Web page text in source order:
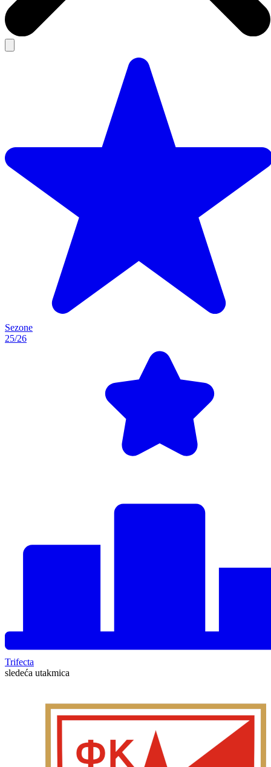
Sezone
25/26
Trifecta
sledeća utakmica